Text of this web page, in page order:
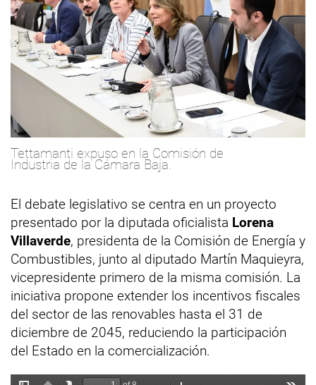
Tettamanti expuso en la Comisión de
Industria de la Cámara Baja.
El debate legislativo se centra en un proyecto
presentado por la diputada oficialista Lorena
Villaverde, presidenta de la Comisión de Energía y
Combustibles, junto al diputado Martín Maquieyra,
vicepresidente primero de la misma comisión. La
iniciativa propone extender los incentivos fiscales
del sector de las renovables hasta el 31 de
diciembre de 2045, reduciendo la participación
del Estado en la comercialización.